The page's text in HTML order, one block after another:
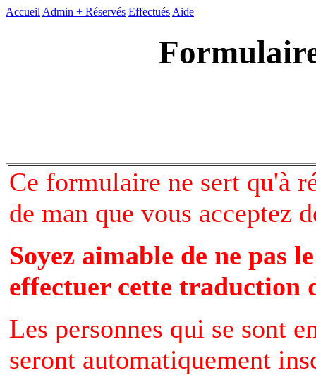
Accueil Admin + Réservés Effectués Aide
Ce formulaire ne sert qu'à
de man que vous acceptez
Soyez aimable de ne pas
effectuer cette traduction
Les personnes qui se sont
seront automatiquement